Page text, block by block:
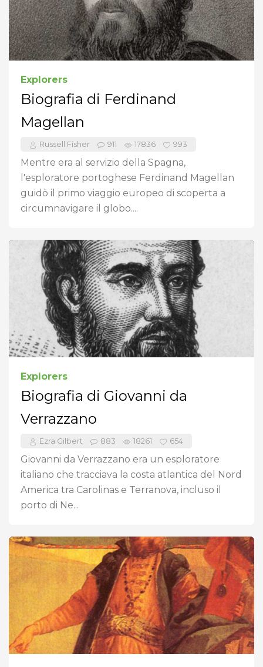
Explorers
Biografia di Ferdinand
Magellan
Russell Fisher 911 17836 993
Mentre era al servizio della Spagna,
l'esploratore portoghese Ferdinand Magellan
guidò il primo viaggio europeo di scoperta a
circumnavigare il globo....
Explorers
Biografia di Giovanni da
Verrazzano
Ezra Gilbert 883 18261 654
Giovanni da Verrazzano era un esploratore
italiano che tracciava la costa atlantica del Nord
America tra Carolinas e Terranova, incluso il
porto di Ne...